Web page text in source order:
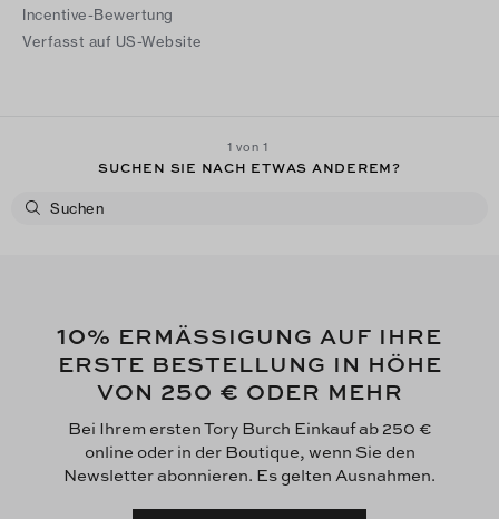
Incentive-Bewertung
Verfasst auf US-Website
1 von 1
SUCHEN SIE NACH ETWAS ANDEREM?
10% ERMÄSSIGUNG AUF IHRE
ERSTE BESTELLUNG IN HÖHE
VON 250 € ODER MEHR
Bei Ihrem ersten Tory Burch Einkauf ab 250 €
online oder in der Boutique, wenn Sie den
Newsletter abonnieren. Es gelten Ausnahmen.